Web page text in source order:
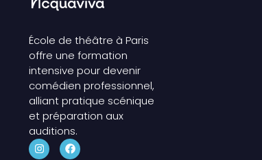
École de théâtre à Paris
offre une formation
intensive pour devenir
comédien professionnel,
alliant pratique scénique
et préparation aux
auditions.